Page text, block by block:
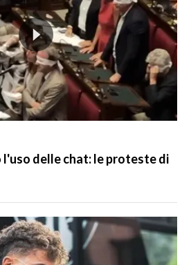
delle chat: le proteste di